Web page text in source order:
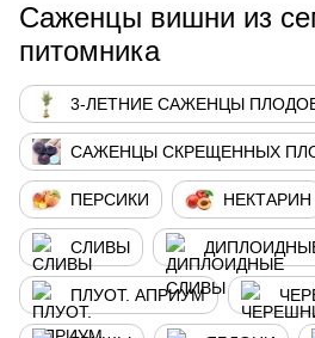
Саженцы вишни из
питомника
3-ЛЕТНИЕ САЖЕНЦЫ
САЖЕНЦЫ СКРЕЩЕННЫХ
ПЕРСИКИ НЕКТАРИН
СЛИВЫ
ПЛУОТ. АПРИУМ